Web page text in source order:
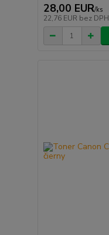
28,00 EUR/ks
22,76 EUR bez DPH